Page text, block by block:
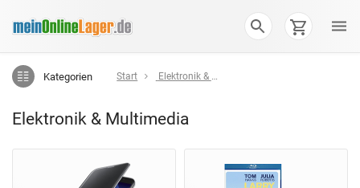
Kategorien Start Elektronik & Multimedia
Elektronik & Multimedia